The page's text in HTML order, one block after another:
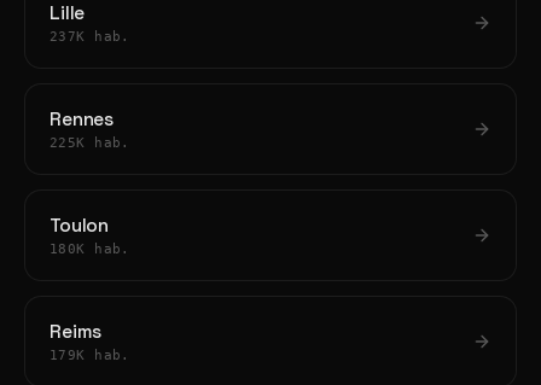
Lille
237K hab.
Rennes
225K hab.
Toulon
180K hab.
Reims
179K hab.